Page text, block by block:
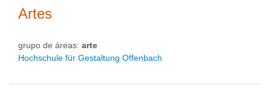
Artes
grupo de áreas: arte
Hochschule für Gestaltung Offenbach